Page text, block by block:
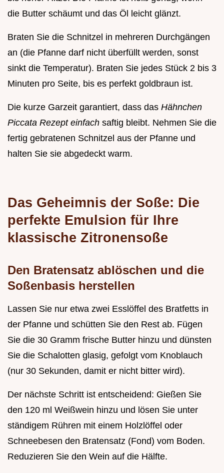
die Butter schäumt und das Öl leicht glänzt.
Braten Sie die Schnitzel in mehreren Durchgängen
an (die Pfanne darf nicht überfüllt werden, sonst
sinkt die Temperatur). Braten Sie jedes Stück 2 bis 3
Minuten pro Seite, bis es perfekt goldbraun ist.
Die kurze Garzeit garantiert, dass das Hähnchen
Piccata Rezept einfach saftig bleibt. Nehmen Sie die
fertig gebratenen Schnitzel aus der Pfanne und
halten Sie sie abgedeckt warm.
Das Geheimnis der Soße: Die
perfekte Emulsion für Ihre
klassische Zitronensoße
Den Bratensatz ablöschen und die
Soßenbasis herstellen
Lassen Sie nur etwa zwei Esslöffel des Bratfetts in
der Pfanne und schütten Sie den Rest ab. Fügen
Sie die 30 Gramm frische Butter hinzu und dünsten
Sie die Schalotten glasig, gefolgt vom Knoblauch
(nur 30 Sekunden, damit er nicht bitter wird).
Der nächste Schritt ist entscheidend: Gießen Sie
den 120 ml Weißwein hinzu und lösen Sie unter
ständigem Rühren mit einem Holzlöffel oder
Schneebesen den Bratensatz (Fond) vom Boden.
Reduzieren Sie den Wein auf die Hälfte.